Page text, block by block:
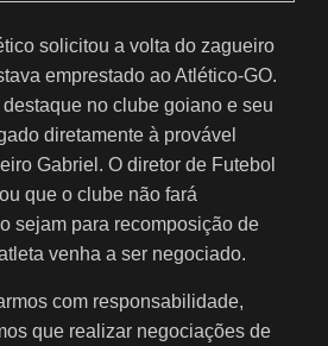
solicitou a volta do zagueiro
emprestado ao Atlético-GO.
no clube goiano e seu
diretamente à provável
Gabriel. O diretor de Futebol
que o clube não fará
sejam para recomposição de
venha a ser negociado.
com responsabilidade,
que realizar negociações de